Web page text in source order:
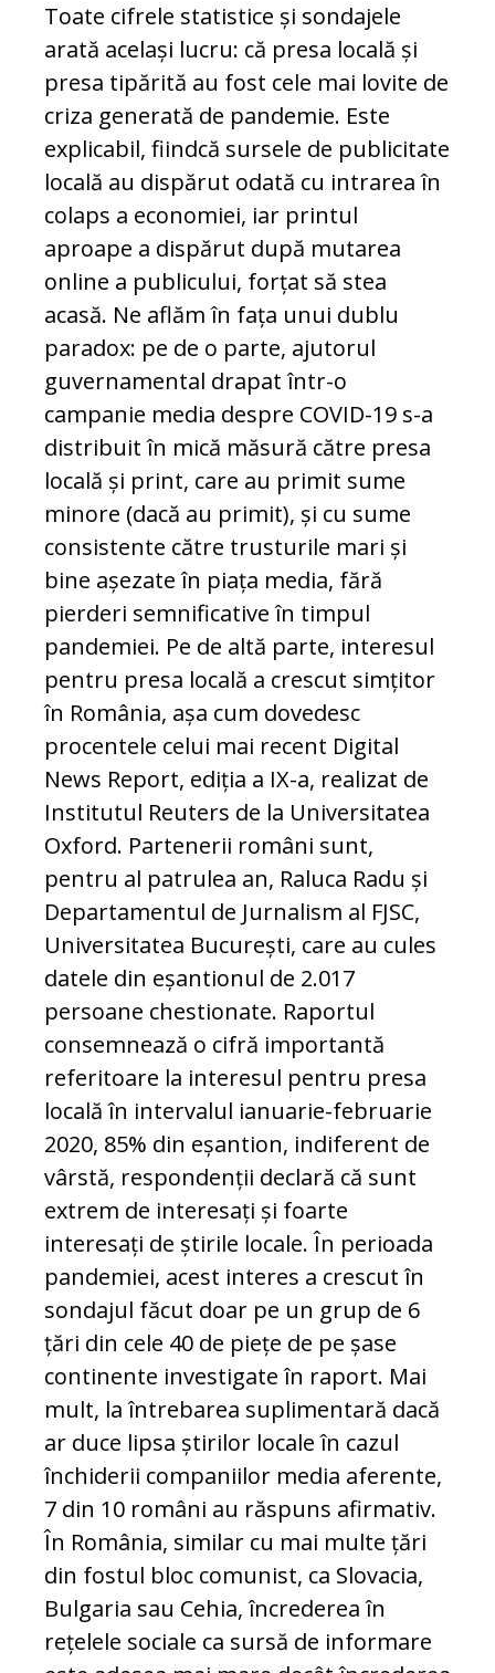
Toate cifrele statistice și sondajele
arată același lucru: că presa locală și
presa tipărită au fost cele mai lovite de
criza generată de pandemie. Este
explicabil, fiindcă sursele de publicitate
locală au dispărut odată cu intrarea în
colaps a economiei, iar printul
aproape a dispărut după mutarea
online a pu­blicului, forțat să stea
acasă. Ne aflăm în fața unui dublu
paradox: pe de o parte, ajutorul
guvernamental drapat într-o
campanie media despre COVID-19 s-a
distribuit în mică măsură către presa
locală și print, care au primit sume
minore (dacă au primit), și cu sume
consistente către trusturile mari și
bine așezate în piața media, fără
pierderi semnificative în timpul
pandemiei. Pe de altă parte, interesul
pen­tru presa locală a crescut simțitor
în România, așa cum dovedesc
procentele celui mai recent Digital
News Report, ediția a IX-a, rea­lizat de
Institutul Reuters de la Universitatea
Oxford. Partenerii români sunt,
pentru al patrulea an, Raluca Radu și
Departamentul de Jurnalism al FJSC,
Universitatea București, care au cules
datele din eșantionul de 2.017
persoane chestionate. Raportul
consemnează o cifră importantă
referitoare la interesul pentru presa
locală în intervalul ianuarie-februarie
2020, 85% din eșantion, indiferent de
vârstă, respondenții declară că sunt
extrem de interesați și foarte
interesați de știrile locale. În perioada
pandemiei, acest interes a crescut în
sondajul făcut doar pe un grup de 6
țări din cele 40 de piețe de pe șase
continente investigate în raport. Mai
mult, la întrebarea suplimentară dacă
ar duce lipsa știrilor locale în cazul
închiderii companiilor media aferente,
7 din 10 români au răspuns afirmativ.
În România, similar cu mai multe țări
din fostul bloc comunist, ca Slovacia,
Bulgaria sau Cehia, încrederea în
rețelele sociale ca sursă de informare